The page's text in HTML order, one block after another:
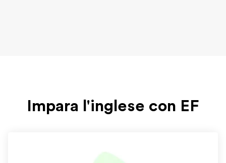
Impara l'inglese con EF